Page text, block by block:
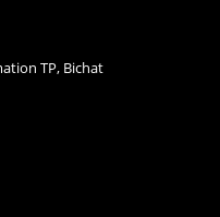
TP, Bichat